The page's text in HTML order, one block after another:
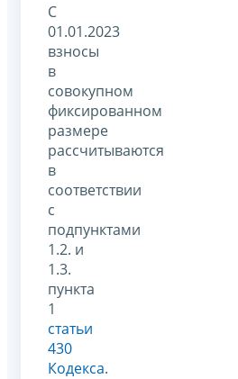
С
01.01.2023
взносы
в
совокупном
фиксированном
размере
рассчитываются
в
соответствии
с
подпунктами
1.2. и
1.3.
пункта
1
статьи
430
Кодекса.